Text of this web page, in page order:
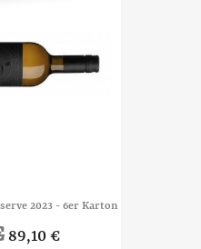
2023 - 6er Karton
89,10 €